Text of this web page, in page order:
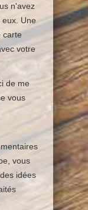
n'avez
eux. Une
carte
votre
de me
vous
vous
idées